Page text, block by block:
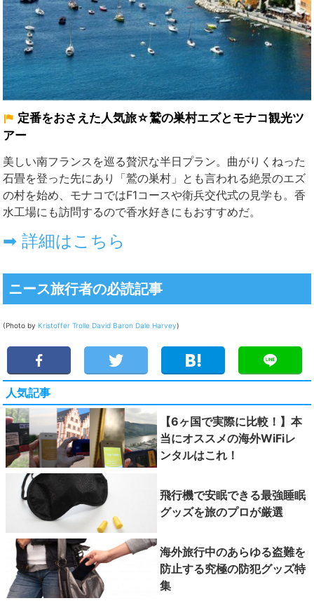
定番をおさえた人気旅☆鷲の巣村エズとモナコ観光ツ
アー
美しい南フランスを巡る贅沢な半日プラン。曲がりくねった
石畳を登った先にあり「鷲の巣村」とも言われる絶景のエズ
の村を始め、モナコではF1コースや衛兵交代式の見学も。香
水工場にも訪問するので香水好きにもおすすめだ。
➡ 詳細はこちら
ニース旅行者の必読記事
(Photo by Kristoffer Trolle David Baron Dale Harvey)
人気記事
【6ヶ国で実際に比較！】本
当にオススメの海外WiFiレ
ンタルはこれ！
飛行機で安眠できる最強睡眠
グッズを旅のプロが厳選
海外旅行中のあらゆる盗難を
防止する究極の防犯グッズ特
集